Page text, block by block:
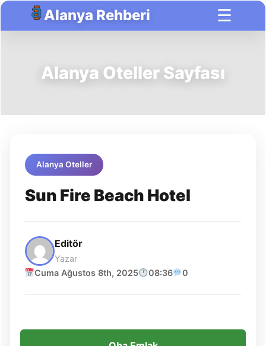
Alanya Rehberi ☰
Alanya Oteller Sayfası
Alanya Oteller
Sun Fire Beach Hotel
Editör
Yazar
Cuma Ağustos 8th, 2025
08:36 0